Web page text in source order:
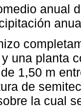
anual
una planta
1,50 m
de
la cual